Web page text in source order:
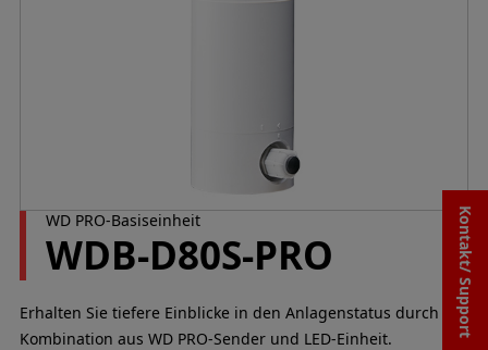
Kontakt/ Support
WD PRO-Basiseinheit
WDB-D80S-PRO
Erhalten Sie tiefere Einblicke in den Anlagenstatus durch die
Kombination aus WD PRO-Sender und LED-Einheit.